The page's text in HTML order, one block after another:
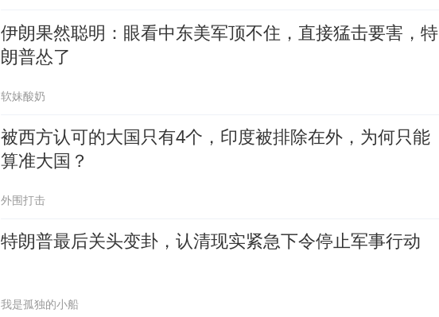
伊朗果然聪明：眼看中东美军顶不住，直接猛击要害，特
朗普怂了
软妹酸奶
被西方认可的大国只有4个，印度被排除在外，为何只能
算准大国？
外围打击
特朗普最后关头变卦，认清现实紧急下令停止军事行动
我是孤独的小船